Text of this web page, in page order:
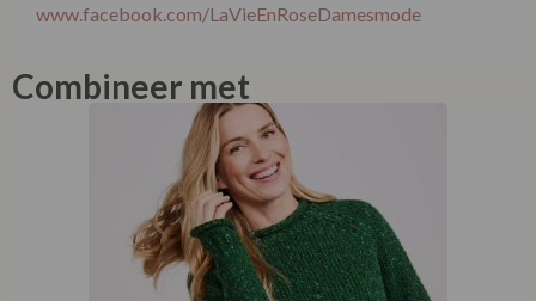
www.facebook.com/LaVieEnRoseDamesmode
Combineer met